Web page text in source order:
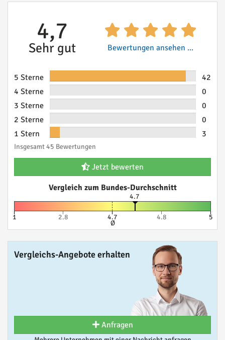
4,7
Sehr gut Bewertungen ansehen ...
5 Sterne
42
4 Sterne
0
3 Sterne
0
2 Sterne
0
1 Stern
3
Insgesamt 45 Bewertungen
Jetzt bewerten
Vergleich zum Bundes-Durchschnitt
4.7
1 2.8 4.7
Ø
4.8 5
Vergleichs-Angebote erhalten
Anfragen